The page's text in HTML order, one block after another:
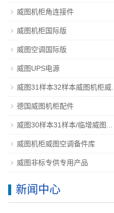
威图机柜角连接件
威图机柜国际版
威图空调国际版
威图UPS电源
威图31样本32样本威图机柜威...
德国威图机柜配件
威图30样本31样本/临增威图...
威图机柜威图空调备件库
威图非标专供专用产品
新闻中心